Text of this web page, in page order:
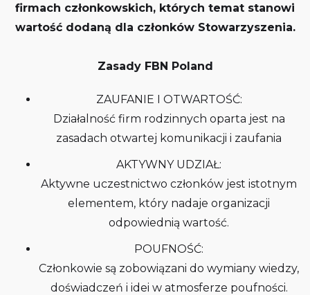
firmach członkowskich, których temat stanowi
wartość dodaną dla członków Stowarzyszenia.
Zasady FBN Poland
ZAUFANIE I OTWARTOŚĆ:
Działalność firm rodzinnych oparta jest na
zasadach otwartej komunikacji i zaufania
AKTYWNY UDZIAŁ:
Aktywne uczestnictwo członków jest istotnym
elementem, który nadaje organizacji
odpowiednią wartość.
POUFNOŚĆ:
Członkowie są zobowiązani do wymiany wiedzy,
doświadczeń i idei w atmosferze poufności.